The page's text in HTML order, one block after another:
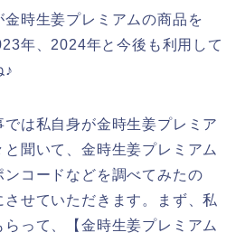
時生姜プレミアムの商品を
年、2024年と今後も利用して
♪
は私自身が金時生姜プレミア
聞いて、金時生姜プレミアム
コードなどを調べてみたの
せていただきます。まず、私
って、【金時生姜プレミアム